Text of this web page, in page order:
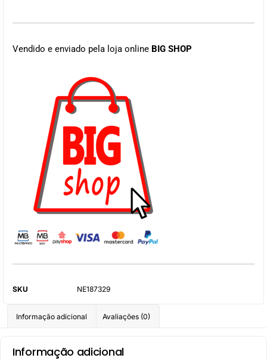
Vendido e enviado pela loja online BIG SHOP
SKU NE187329
Informação adicional Avaliações (0)
Informação adicional